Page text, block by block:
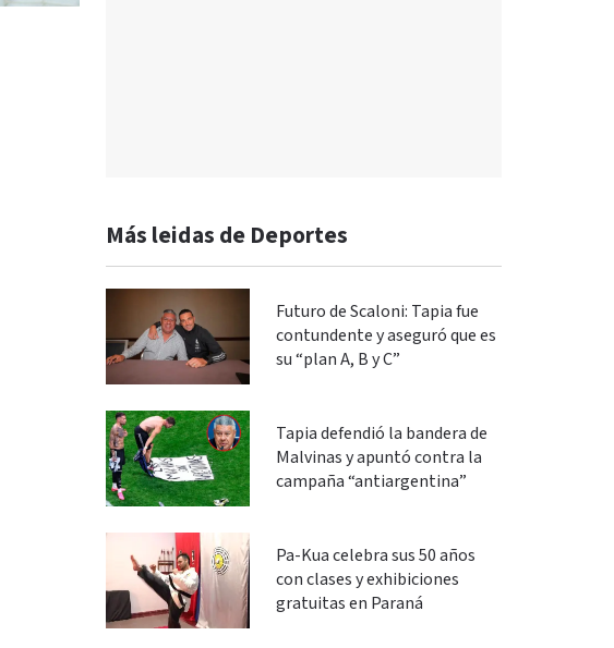
Más leidas de Deportes
Futuro de Scaloni: Tapia fue
contundente y aseguró que es
su “plan A, B y C”
Tapia defendió la bandera de
Malvinas y apuntó contra la
campaña “antiargentina”
Pa-Kua celebra sus 50 años
con clases y exhibiciones
gratuitas en Paraná